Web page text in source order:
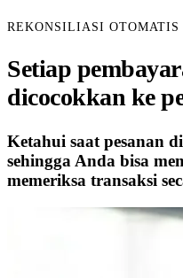
REKONSILIASI OTOMATIS
Setiap
dicocokkan ke
Ketahui saat pesanan
sehingga Anda bisa
memeriksa transaksi